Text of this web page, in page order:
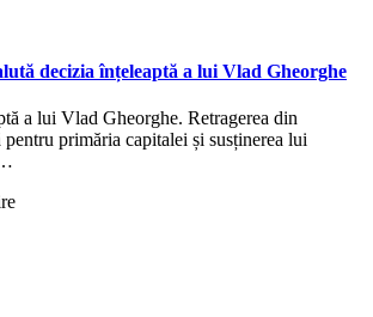
decizia înțeleaptă a lui Vlad Gheorghe
a lui Vlad Gheorghe. Retragerea din
primăria capitalei și susținerea lui